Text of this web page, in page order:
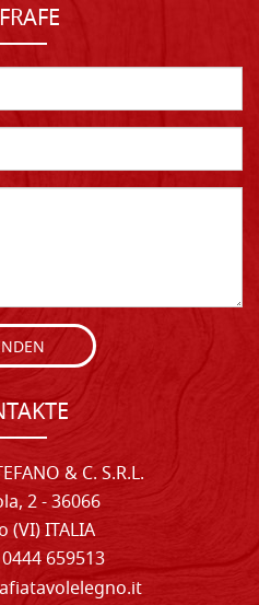
& C. S.R.L.
2 - 36066
(VI) ITALIA
659513